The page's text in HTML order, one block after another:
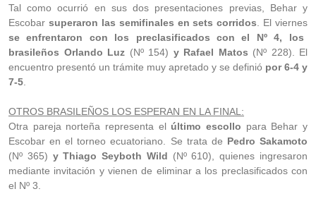
Tal como ocurrió en sus dos presentaciones previas, Behar y
Escobar superaron las semifinales en sets corridos . El viernes
se enfrentaron con los preclasificados con el Nº 4, los
brasileños Orlando Luz (Nº 154) y Rafael Matos (Nº 228). El
encuentro presentó un trámite muy apretado y se definió por 6-4 y
7-5
OTROS BRASILEÑOS LOS ESPERAN EN LA FINAL:
Otra pareja norteña representa el último escollo para Behar y
Escobar en el torneo ecuatoriano. Se trata de Pedro Sakamoto
(Nº 365) y Thiago Seyboth Wild (Nº 610), quienes ingresaron
mediante invitación y vienen de eliminar a los preclasificados con
el Nº 3.